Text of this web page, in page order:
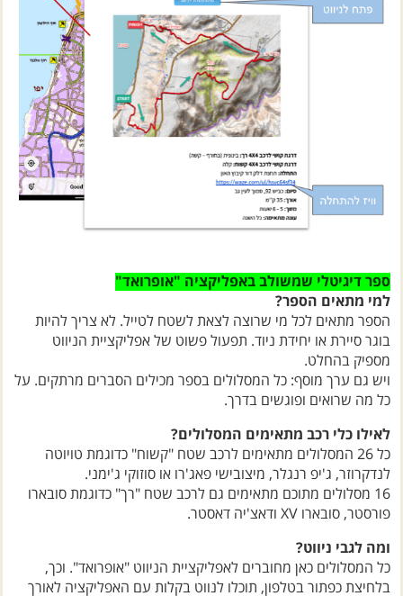
למי מתאים הספר?
הספר מתאים לכל מי שרוצה לצאת לשטח לטייל. לא צריך להיות
בוגר סיירת או יחידת ניוד. תפעול פשוט של אפליקציית הניווט
מספיק בהחלט.
ויש גם ערך מוסף: כל המסלולים בספר מכילים הסברים מרתקים. על
כל מה שרואים ופוגשים בדרך.
לאילו כלי רכב מתאימים המסלולים?
כל 26 המסלולים מתאימים לרכב שטח "קשוח" כדוגמת טויוטה
לנדקרוזר, ג'יפ רנגלר, מיצובישי פאג'רו או סוזוקי ג'ימני.
16 מסלולים מתוכם מתאימים גם לרכב שטח "רך" כדוגמת סובארו
פורסטר, סובארו XV ודאצ'יה דאסטר.
ומה לגבי ניווט?
כל המסלולים כאן מחוברים לאפליקציית הניווט "אופרואד". וכך,
בלחיצת כפתור בטלפון, תוכלו לנווט בקלות עם האפליקציה לאורך
כל המסלול.